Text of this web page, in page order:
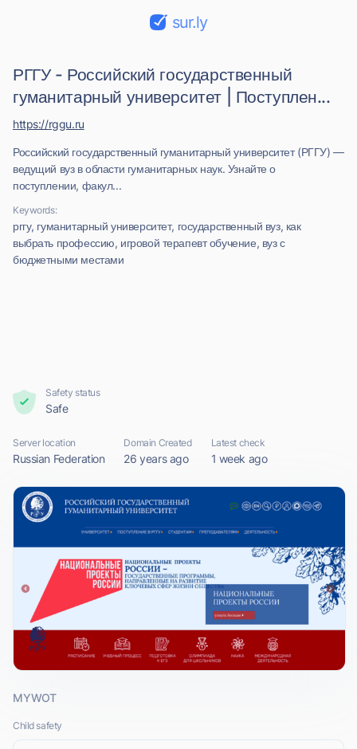
sur.ly
РГГУ - Российский государственный
гуманитарный университет | Поступлен...
Российский государственный гуманитарный университет (РГГУ) —
ведущий вуз в области гуманитарных наук. Узнайте о
поступлении, факул...
Keywords:
рггу, гуманитарный университет, государственный вуз, как
выбрать профессию, игровой терапевт обучение, вуз с
бюджетными местами
https://rggu.ru
Safety status
Safe
Server location
Russian Federation
Domain Created
26 years ago
Latest check
1 week ago
MYWOT
Child safety